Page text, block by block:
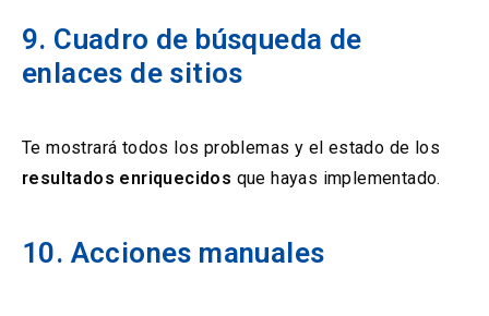
9. Cuadro de búsqueda de
enlaces de sitios
Te mostrará todos los problemas y el estado de los
resultados enriquecidos que hayas implementado.
10. Acciones manuales